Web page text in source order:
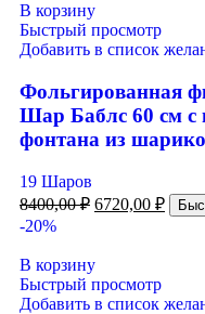
В корзину
Быстрый просмотр
Добавить в список
Фольгированная
Шар Баблс 60 см с
фонтана из
19 Шаров
8400,00₽ 6720,00 ₽
-20%
В корзину
Быстрый просмотр
Добавить в список